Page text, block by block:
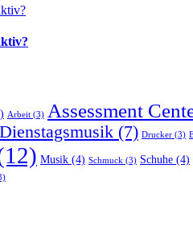
Arbeit (3) Assessment
Dienstagsmusik (7) Drucker (3)
Musik (4) Schmuck (3) Schuhe (4)